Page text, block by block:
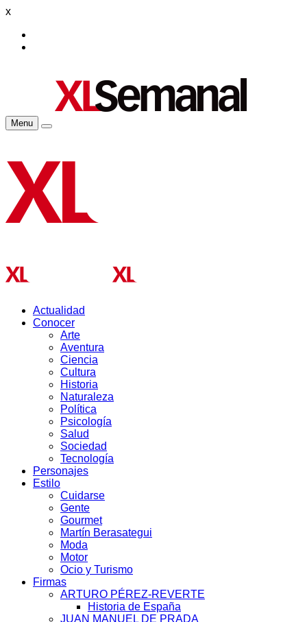
x
Menu
Actualidad
Conocer
Arte
Aventura
Ciencia
Cultura
Historia
Naturaleza
Política
Psicología
Salud
Sociedad
Tecnología
Personajes
Estilo
Cuidarse
Gente
Gourmet
Martín Berasategui
Moda
Motor
Ocio y Turismo
Firmas
ARTURO PÉREZ-REVERTE
Historia de España
JUAN MANUEL DE PRADA